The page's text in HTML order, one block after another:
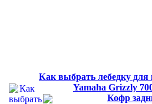
Как выбрать лебедку для
Yamaha Grizzly
Кофр